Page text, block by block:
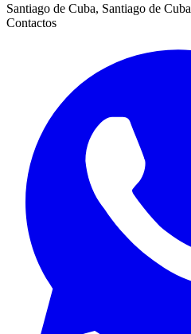
Santiago de Cuba, Santiago de Cuba
Contactos